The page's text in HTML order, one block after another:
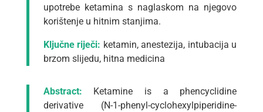
upotrebe ketamina s naglaskom na njegovo
korištenje u hitnim stanjima.
Ključne riječi: ketamin, anestezija, intubacija u
brzom slijedu, hitna medicina
Abstract: Ketamine is a phencyclidine
derivative (N-1-phenyl-cyclohexylpiperidine-